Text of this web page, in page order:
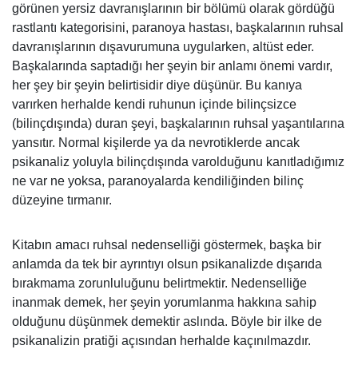
görünen yersiz davranışlarının bir bölümü olarak gördüğü
rastlantı kategorisini, pa­ranoya hastası, başkalarının ruhsal
davranışlarının dışavurumuna uygularken, altüst eder.
Başkalarında saptadığı her şeyin bir anlamı önemi vardır,
her şey bir şeyin belirtisidir diye düşünür. Bu kanıya
varırken herhalde kendi ruhunun içinde bilinçsizce
(bilinçdışında) duran şeyi, başkalarının ruhsal yaşantılarına
yansıtır. Normal kişilerde ya da nevrotiklerde ancak
psikanaliz yoluyla bilinçdışında varolduğunu kanıtladığımız
ne var ne yoksa, paranoyalarda kendiliğinden bilinç
düzeyine tırmanır.
Kitabın amacı ruhsal nedenselliği göstermek, başka bir
anlamda da tek bir ayrıntıyı olsun psikanalizde dışarıda
bırakmama zorunluluğunu belirtmektir. Nedenselliğe
inanmak demek, her şeyin yorumlanma hakkına sahip
olduğunu düşünmek demektir aslında. Böyle bir ilke de
psikanalizin pratiği açısından herhalde kaçınılmazdır.